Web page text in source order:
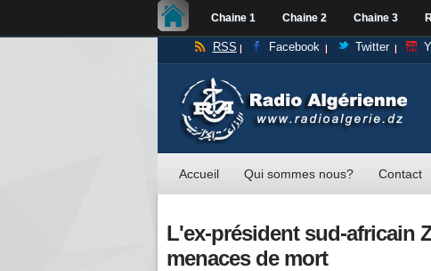
Chaine 1 Chaine 2 Chaine 3
RSS Facebook Twitter
Accueil Qui sommes nous? Contact
L'ex-président sud-africain
menaces de mort